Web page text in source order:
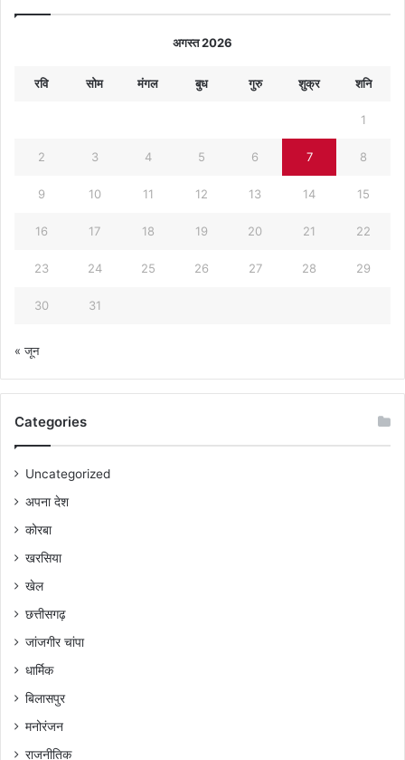
अगस्त 2026
रवि सोम मंगल बुध गुरु शुक्र शनि
1
2 3 4 5 6 7 8
9 10 11 12 13 14 15
16 17 18 19 20 21 22
23 24 25 26 27 28 29
30 31
« जून
Categories
Uncategorized
अपना देश
कोरबा
खरसिया
खेल
छत्तीसगढ़
जांजगीर चांपा
धार्मिक
बिलासपुर
मनोरंजन
राजनीतिक